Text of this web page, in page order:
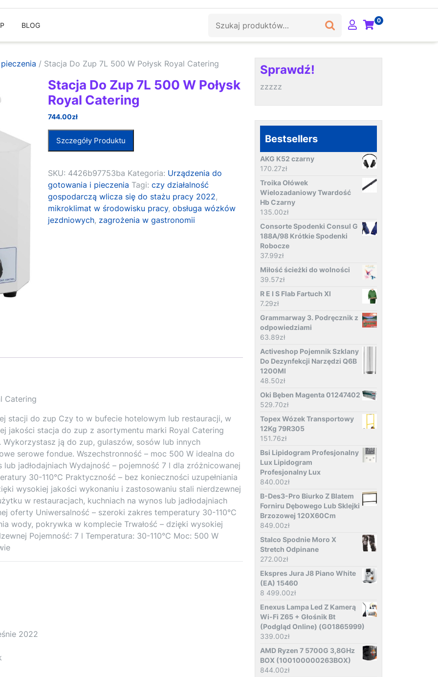
BLOG
0
/ Stacja Do Zup 7L 500 W Połysk Royal Catering
Stacja Do Zup 7L 500 W Połysk
Royal Catering
744.00zł
Szczegóły Produktu
SKU: 4426b97753ba Kategoria: Urządzenia do
gotowania i pieczenia Tagi:czy działalność
gospodarczą wlicza się do stażu pracy 2022,
mikroklimat w środowisku pracy,obsługa wózków
jezdniowych, zagrożenia w gastronomii
Catering
stacji do zup Czy to w bufecie hotelowym lub restauracji, w
jakości stacja do zup z asortymentu marki Royal Catering
ją do zup, gulaszów, sosów lub innych
serowe fondue. Wszechstronność – moc 500 W idealna do
jadłodajniach Wydajność – pojemność 7 l dla zróżnicowanej
30-110°C Praktyczność – bez konieczności uzupełniania
wysokiej jakości wykonaniu i zastosowaniu stali nierdzewnej
w restauracjach, kuchniach na wynos lub jadłodajniach
oferty Uniwersalność – szeroki zakres temperatury 30-110°C
wody, pokrywka w komplecie Trwałość – dzięki wysokiej
Pojemność: 7 l Temperatura: 30-110°C Moc: 500 W
2022
Sprawdź!
zzzzz
Bestsellers
AKG K52 czarny
170.27zł
Troika Ołówek
Wielozadaniowy Twardość
Hb Czarny
135.00zł
Consorte Spodenki Consul G
188A/98 Krótkie Spodenki
Robocze
37.99zł
Miłość ścieżki do wolności
39.57zł
R E I S Flab Fartuch Xl
7.29zł
Grammarway 3. Podręcznik z
odpowiedziami
63.89zł
Activeshop Pojemnik Szklany
Do Dezynfekcji Narzędzi Q6B
1200Ml
48.50zł
Oki Bęben Magenta 01247402
529.70zł
Topex Wózek Transportowy
12Kg 79R305
151.76zł
Bsi Lipidogram Profesjonalny
Lux Lipidogram
Profesjonalny Lux
840.00zł
B-Des3-Pro Biurko Z Blatem
Forniru Dębowego Lub Sklejki
Brzozowej 120X60Cm
849.00zł
Stalco Spodnie Moro X
Stretch Odpinane
272.00zł
Ekspres Jura J8 Piano White
(EA) 15460
8 499.00zł
Enexus Lampa Led Z Kamerą
Wi-Fi Z65 + Głośnik Bt
(Podgląd Online) (G01865999)
339.00zł
AMD Ryzen 7 5700G 3,8GHz
BOX (100100000263BOX)
844.00zł